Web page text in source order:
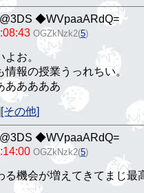
◆WVpaaARdQ=
OGZkNzk2(5)
お。
報の授業うっれちい。
あああああ
[その他]
◆WVpaaARdQ=
OGZkNzk2(5)
る機会が増えてきてまじ最